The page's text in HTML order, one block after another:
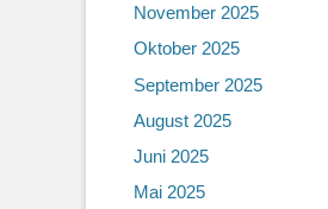
November 2025
Oktober 2025
September 2025
August 2025
Juni 2025
Mai 2025